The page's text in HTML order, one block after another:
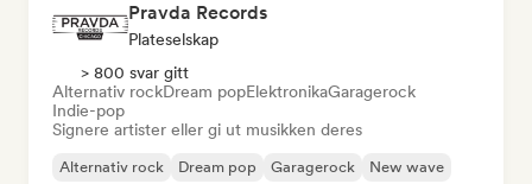
Pravda Records
Plateselskap
> 800 svar gitt
Alternativ rockDream popElektronikaGaragerock
Indie-pop
Signere artister eller gi ut musikken deres
Alternativ rock Dream pop Garagerock
New wave